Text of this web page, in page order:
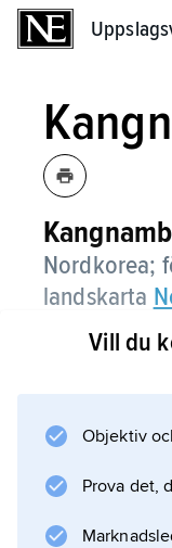
Nordkorea;
landskarta
Vill du
Objektiv
Prova det,